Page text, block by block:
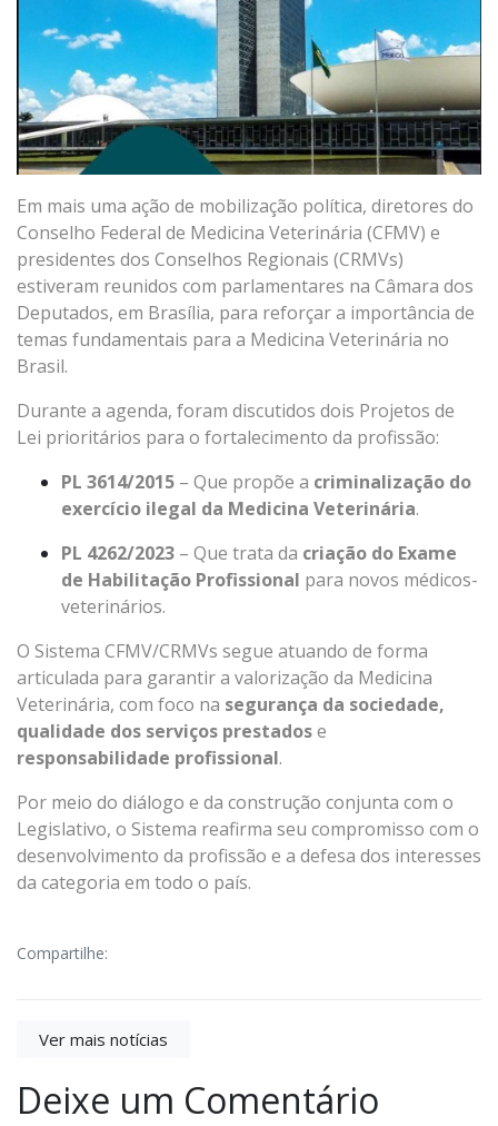
Em mais uma ação de mobilização política, diretores do
Conselho Federal de Medicina Veterinária (CFMV) e
presidentes dos Conselhos Regionais (CRMVs)
estiveram reunidos com parlamentares na Câmara dos
Deputados, em Brasília, para reforçar a importância de
temas fundamentais para a Medicina Veterinária no
Brasil.
Durante a agenda, foram discutidos dois Projetos de
Lei prioritários para o fortalecimento da profissão:
PL 3614/2015 – Que propõe a criminalização do
exercício ilegal da Medicina Veterinária.
PL 4262/2023 – Que trata da criação do Exame
de Habilitação Profissional para novos médicos-
veterinários.
O Sistema CFMV/CRMVs segue atuando de forma
articulada para garantir a valorização da Medicina
Veterinária, com foco na segurança da sociedade,
qualidade dos serviços prestadose
responsabilidade profissional.
Por meio do diálogo e da construção conjunta com o
Legislativo, o Sistema reafirma seu compromisso com o
desenvolvimento da profissão e a defesa dos interesses
da categoria em todo o país.
Compartilhe:
Ver mais notícias
Deixe um Comentário